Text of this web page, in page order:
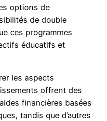
options de
de double
ces programmes
éducatifs et
les aspects
offrent des
financières basées
tandis que d’autres